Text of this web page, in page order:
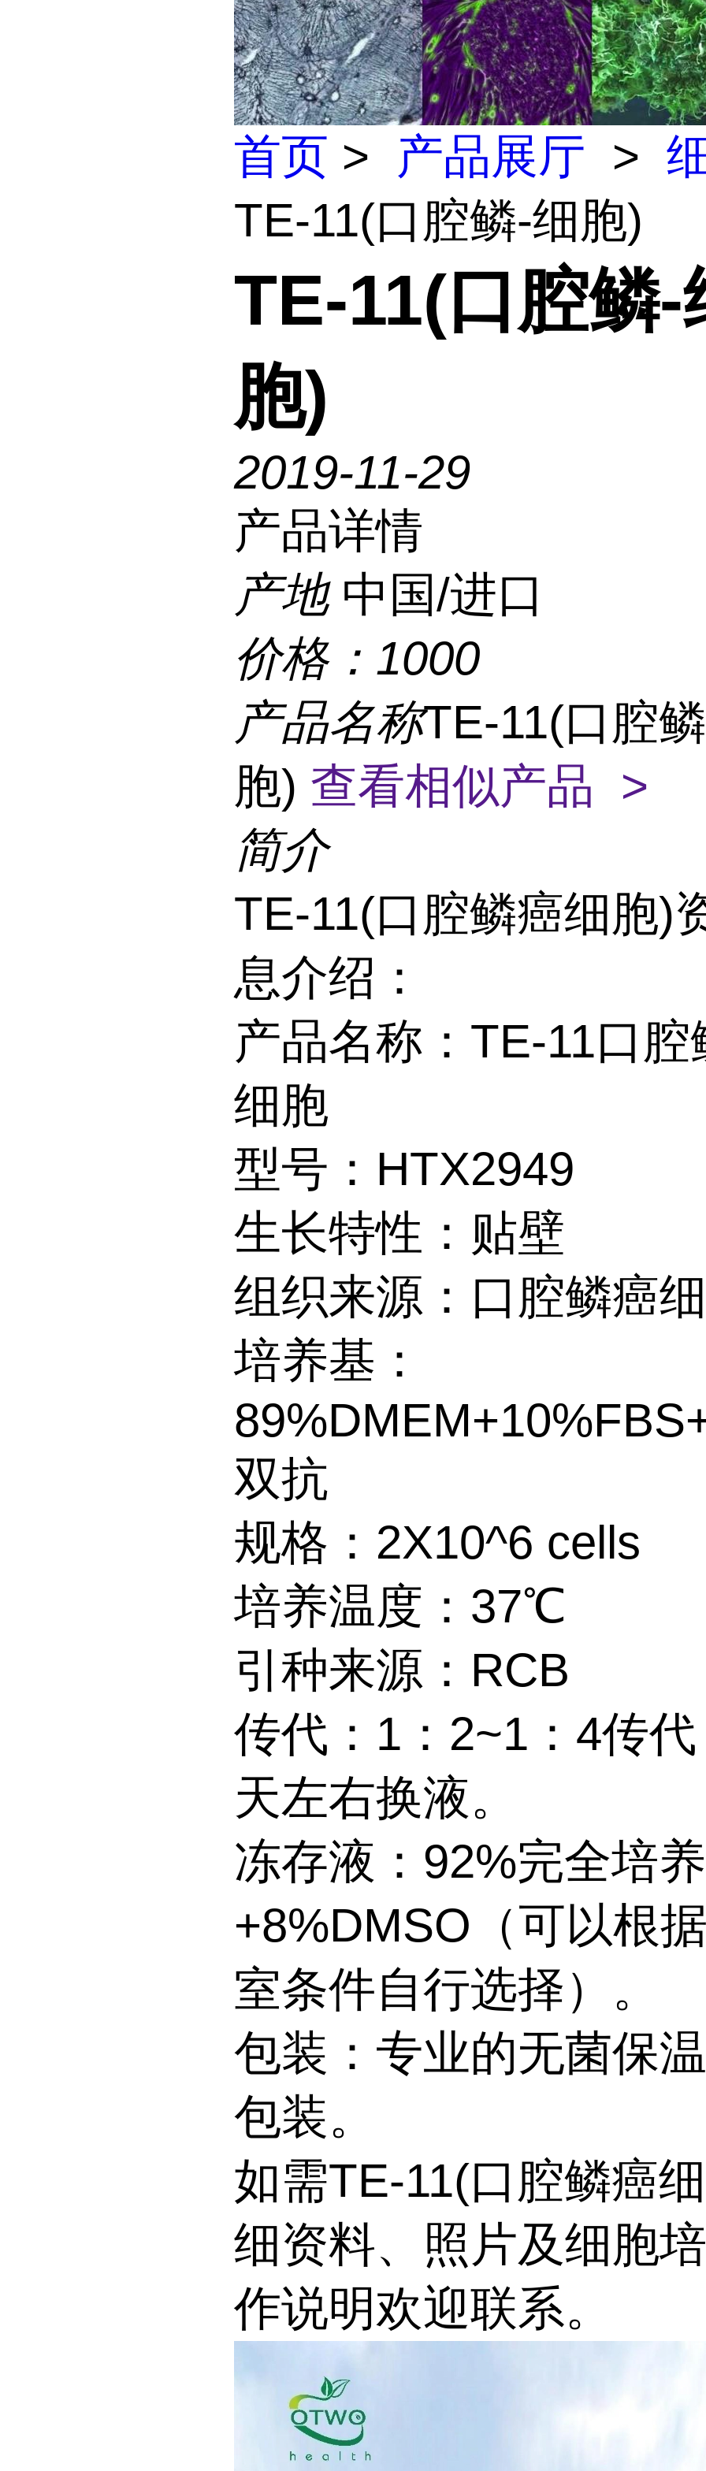
首页 > 产品展厅 >
TE-11(口腔鳞-细胞)
TE-11(口腔鳞-
胞)
2019-11-29
产品详情
产地 中国/进口
价格： 1000
产品名称TE-11(口腔
胞) 查看相似产品 >
简介
TE-11(口腔鳞癌细胞)
息介绍：
产品名称：TE-11口腔
细胞
型号：HTX2949
生长特性：贴壁
组织来源：口腔鳞癌
培养基：
双抗
规格：2X10^6 cells
培养温度：37℃
引种来源：RCB
传代：1：2~1：4传
天左右换液。
冻存液：92%完全培
+8%DMSO（可以根
室条件自行选择）。
包装：专业的无菌保
包装。
如需TE-11(口腔鳞癌
细资料、照片及细胞
作说明欢迎联系。